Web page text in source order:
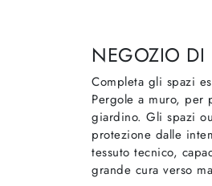
NEGOZIO DI
Completa gli spazi
Pergole a muro, per
giardino. Gli spazi
protezione dalle
tessuto tecnico,
grande cura verso